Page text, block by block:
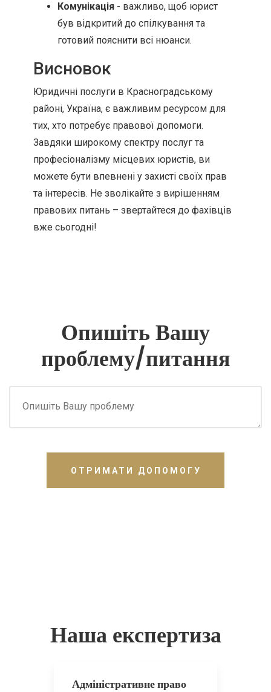
Комунікація - важливо, щоб юрист
був відкритий до спілкування та
готовий пояснити всі нюанси.
Висновок
Юридичні послуги в Красноградському
районі, Україна, є важливим ресурсом для
тих, хто потребує правової допомоги.
Завдяки широкому спектру послуг та
професіоналізму місцевих юристів, ви
можете бути впевнені у захисті своїх прав
та інтересів. Не зволікайте з вирішенням
правових питань – звертайтеся до фахівців
вже сьогодні!
Опишіть Вашу
проблему/питання
ОТРИМАТИ ДОПОМОГУ
Наша експертиза
Адміністративне право